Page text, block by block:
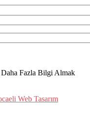
Daha Fazla Bilgi Almak
Web Tasarım